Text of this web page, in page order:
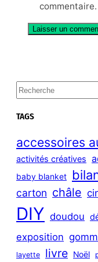
commentaire.
S
e
a
c
h
TAGS
accessoires
activités créatives
baby blanket
carton châle
DIY doudou
exposition
layette livre Noël